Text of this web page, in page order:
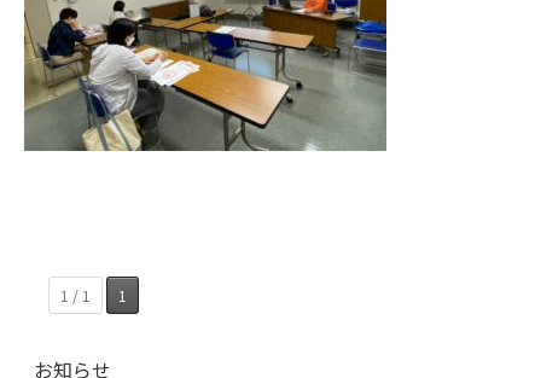
1 / 1 1
お知らせ